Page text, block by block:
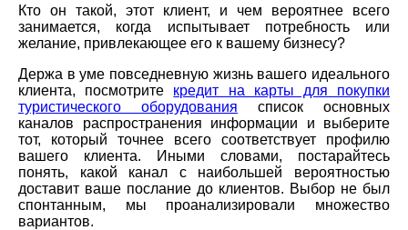
Кто он такой, этот клиент, и чем вероятнее всего
занимается, когда испытывает потребность или
желание, привлекающее его к вашему бизнесу?
Держа в уме повседневную жизнь вашего идеального
клиента, посмотрите кредит на карты для покупки
туристического оборудования список основных
каналов распространения информации и выберите
тот, который точнее всего соответствует профилю
вашего клиента. Иными словами, постарайтесь
понять, какой канал с наибольшей вероятностью
доставит ваше послание до клиентов. Выбор не был
спонтанным, мы проанализировали множество
вариантов.